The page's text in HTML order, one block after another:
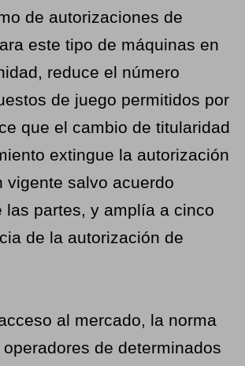
de autorizaciones de
este tipo de máquinas en
reduce el número
de juego permitidos por
que el cambio de titularidad
extingue la autorización
vigente salvo acuerdo
las partes, y amplía a cinco
de la autorización de
al mercado, la norma
de determinados